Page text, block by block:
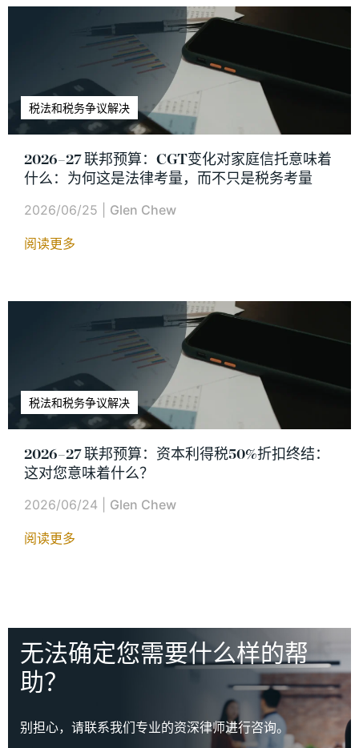
税法和税务争议解决
2026–27 联邦预算：CGT变化对家庭信托意味着
什么：为何这是法律考量，而不只是税务考量
2026/06/25 Glen Chew
阅读更多
税法和税务争议解决
2026–27 联邦预算：资本利得税50%折扣终结：
这对您意味着什么？
2026/06/24 Glen Chew
阅读更多
无法确定您需要什么样的帮
助？
别担心，请联系我们专业的资深律师进行咨询。